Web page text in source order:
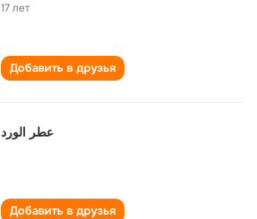
17 лет
Добавить в друзья
عطر الورد
Добавить в друзья